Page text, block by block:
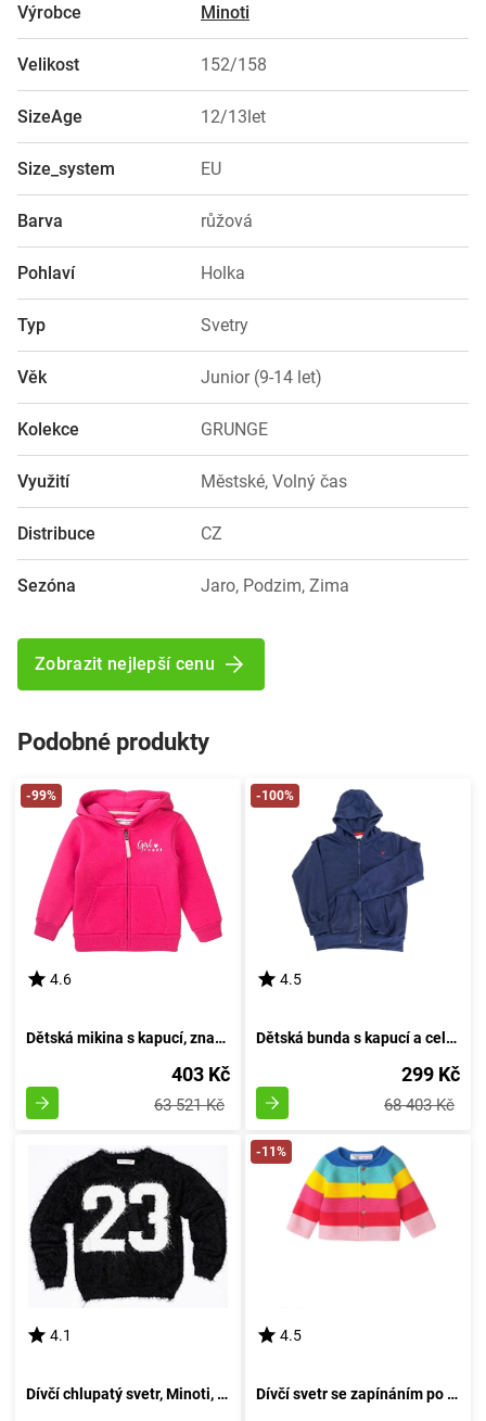
Výrobce Minoti
Velikost 152/158
SizeAge 12/13let
Size_system EU
Barva růžová
Pohlaví Holka
Typ Svetry
Věk Junior (9-14 let)
Kolekce GRUNGE
Využití Městské, Volný čas
Distribuce CZ
Sezóna Jaro, Podzim, Zima
Zobrazit nejlepší cenu
Podobné produkty
-99%
4.6
Dětská mikina s kapucí, značky Minoti, 8GZTHRU 4, růžová - velikost 80/86 | pro věk 12-18 měsíců
403 Kč
63 521 Kč
-100%
4.5
Dětská bunda s kapucí a celopropínacím, Minoti, 9ZIPEMB 1, modrá - velikost 98/104 | pro věk 3-4 let
299 Kč
68 403 Kč
4.1
Dívčí chlupatý svetr, Minoti, GRUNGE 4, černý - velikost 98/104 | pro věk 3/4 let
-11%
4.5
Dívčí svetr se zapínáním po celé délce, Minoti, Magical 7, pro holčičku - velikost 92/98 | 2/3 roky